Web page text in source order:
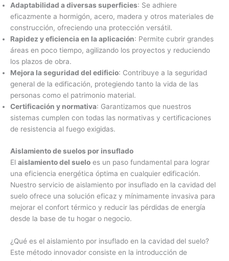
Adaptabilidad a diversas superficies: Se adhiere
eficazmente a hormigón, acero, madera y otros materiales de
construcción, ofreciendo una protección versátil.
Rapidez y eficiencia en la aplicación: Permite cubrir grandes
áreas en poco tiempo, agilizando los proyectos y reduciendo
los plazos de obra.
Mejora la seguridad del edificio: Contribuye a la seguridad
general de la edificación, protegiendo tanto la vida de las
personas como el patrimonio material.
Certificación y normativa: Garantizamos que nuestros
sistemas cumplen con todas las normativas y certificaciones
de resistencia al fuego exigidas.
Aislamiento de suelos por insuflado
El aislamiento del suelo es un paso fundamental para lograr
una eficiencia energética óptima en cualquier edificación.
Nuestro servicio de aislamiento por insuflado en la cavidad del
suelo ofrece una solución eficaz y mínimamente invasiva para
mejorar el confort térmico y reducir las pérdidas de energía
desde la base de tu hogar o negocio.
¿Qué es el aislamiento por insuflado en la cavidad del suelo?
Este método innovador consiste en la introducción de